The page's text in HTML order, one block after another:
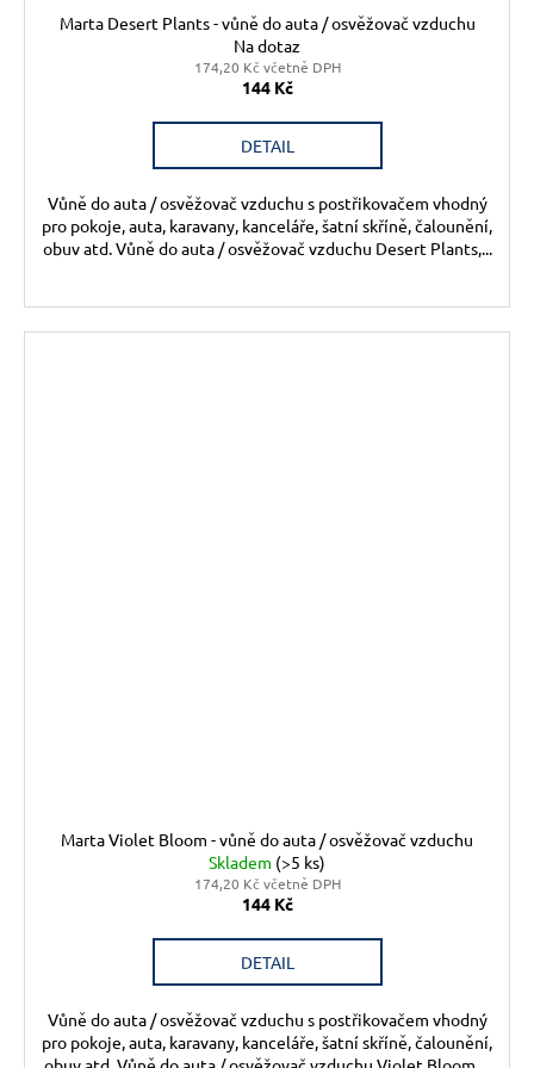
Marta Desert Plants - vůně do auta / osvěžovač vzduchu
Na dotaz
174,20 Kč včetně DPH
144 Kč
DETAIL
Vůně do auta / osvěžovač vzduchu s postřikovačem vhodný
pro pokoje, auta, karavany, kanceláře, šatní skříně, čalounění,
obuv atd. Vůně do auta / osvěžovač vzduchu Desert Plants,...
Marta Violet Bloom - vůně do auta / osvěžovač vzduchu
Skladem (>5 ks)
174,20 Kč včetně DPH
144 Kč
DETAIL
Vůně do auta / osvěžovač vzduchu s postřikovačem vhodný
pro pokoje, auta, karavany, kanceláře, šatní skříně, čalounění,